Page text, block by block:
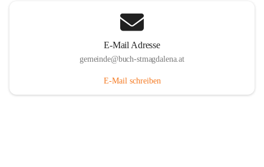
E-Mail Adresse
gemeinde@buch-stmagdalena.at
E-Mail schreiben